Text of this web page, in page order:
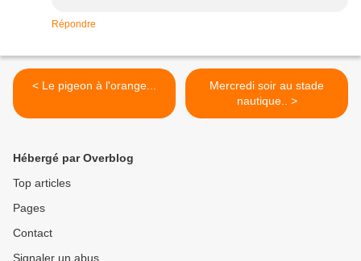
Répondre
< Le pigeon à l'orange...
Mercredi soir au stade
nautique.. >
Hébergé par Overblog
Top articles
Pages
Contact
Signaler un abus